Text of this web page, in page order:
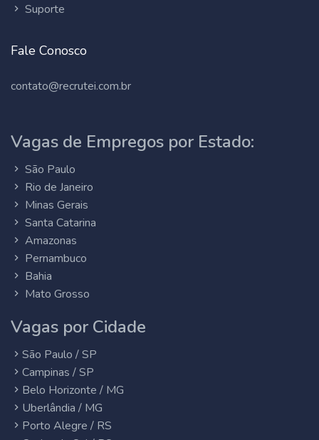
Suporte
Fale Conosco
contato@recrutei.com.br
Vagas de Empregos por Estado:
São Paulo
Rio de Janeiro
Minas Gerais
Santa Catarina
Amazonas
Pernambuco
Bahia
Mato Grosso
Vagas por Cidade
São Paulo / SP
Campinas / SP
Belo Horizonte / MG
Uberlândia / MG
Porto Alegre / RS